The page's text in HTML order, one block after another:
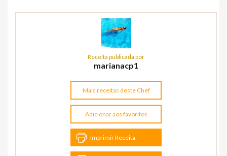
Receita publicada por
marianacp1
Mais receitas deste Chef
Adicionar aos favoritos
Imprimir Receita